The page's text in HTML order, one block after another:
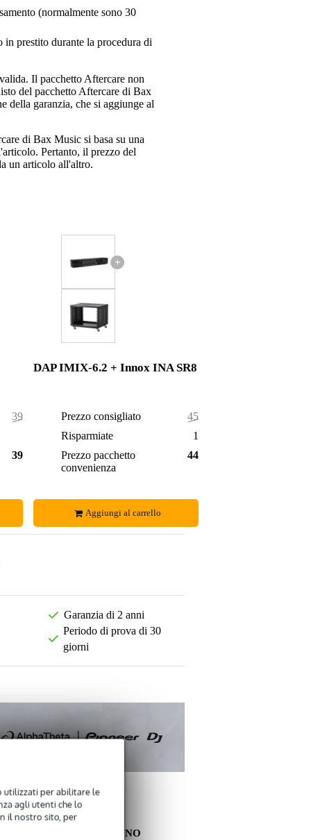
utilizzati per abilitare le
agli utenti che lo
il nostro sito, per
(normalmente sono 30
prestito durante la procedura di
Il pacchetto Aftercare non
del pacchetto Aftercare di Bax
della garanzia, che si aggiunge al
di Bax Music si basa su una
Pertanto, il prezzo del
un articolo all'altro.
395,90 €
393,00 €
+
DAP IMIX-6.2 + Innox INA SR8
Prezzo consigliato
451,00 €
Risparmiate
10,00 €
Prezzo pacchetto
convenienza
441,00 €
Aggiungi al carrello
Garanzia di 2 anni
Periodo di prova di 30
giorni
ALTRI CLIENTI HANNO